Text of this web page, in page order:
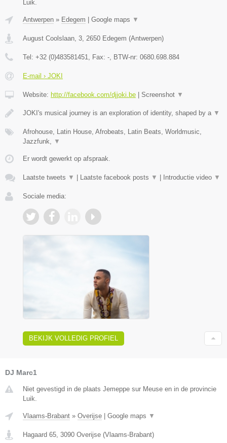
Luik.
Antwerpen » Edegem | Google maps ▼
August Coolslaan, 3 2650 Edegem (Antwerpen)
Tel: +32 (0)483581451 , Fax: - , BTW-nr: 0680.698.884
E-mail › JOKI
Website: http://facebook.com/djjoki.be | Screenshot ▼
JOKI's musical journey is an exploration of identity, shaped by a ▼
Afrohouse, Latin House, Afrobeats, Latin Beats, Worldmusic,
Jazzfunk,
▼
Er wordt gewerkt op afspraak.
Laatste tweets ▼ | Laatste facebook posts ▼ | Introductie video ▼
Sociale media:
BEKIJK VOLLEDIG PROFIEL
DJ Marc1
Niet gevestigd in de plaats Jemeppe sur Meuse en in de provincie
Luik.
Vlaams-Brabant » Overijse Google maps ▼
Hagaard 65, 3090 Overijse (Vlaams-Brabant)